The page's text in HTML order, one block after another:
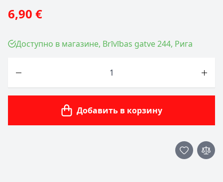
6,90 €
Доступно в магазине, Brīvības gatve 244, Рига
Добавить в корзину